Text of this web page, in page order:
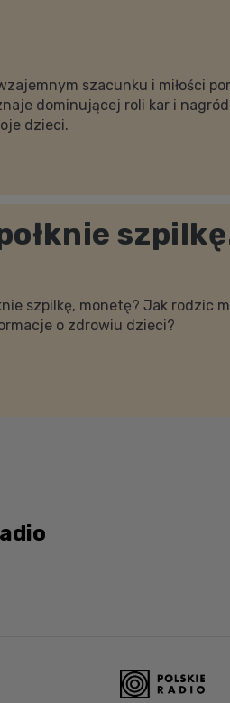
szacunku i miłości
dominującej roli kar i
dzieci.
szpilkę, monetę? Jak rodzic
o zdrowiu dzieci?